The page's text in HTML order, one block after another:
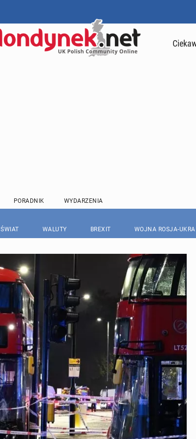
PORADNIK WYDARZENIA
ŚWIAT WALUTY BREXIT WOJNA ROSJA-